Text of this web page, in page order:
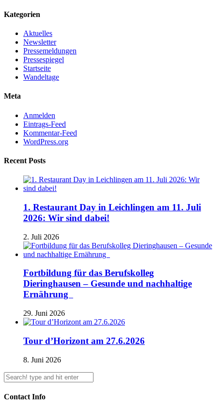
Kategorien
Aktuelles
Newsletter
Pressemeldungen
Pressespiegel
Startseite
Wandeltage
Meta
Anmelden
Eintrags-Feed
Kommentar-Feed
WordPress.org
Recent Posts
1. Restaurant Day in Leichlingen am 11. Juli
2026: Wir sind dabei!
2. Juli 2026
Fortbildung für das Berufskolleg
Dieringhausen – Gesunde und nachhaltige
Ernährung
29. Juni 2026
Tour d’Horizont am 27.6.2026
8. Juni 2026
Contact Info